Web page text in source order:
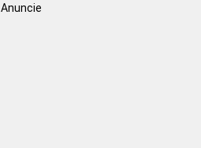
Anuncie